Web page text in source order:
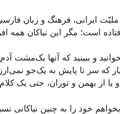
ایرانی، فرهنگ و زبان
است؛ مگر این نیاکان همه
و ببینید که آنها یک‌مشت
که سر تا پایش به یک‌جو
یا از بهمن و توران، حتی یک
خود را به چنین